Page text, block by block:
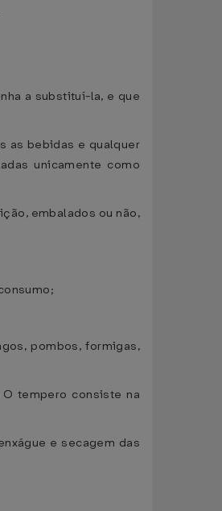
a substituí-la, e que
as bebidas e qualquer
unicamente como
embalados ou não,
pombos, formigas,
tempero consiste na
e secagem das